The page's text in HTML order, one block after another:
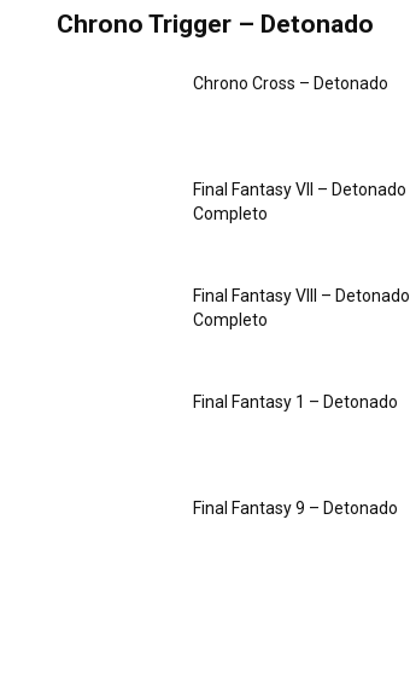
Chrono Trigger – Detonado
Chrono Cross – Detonado
Final Fantasy VII – Detonado
Completo
Final Fantasy VIII – Detonado
Completo
Final Fantasy 1 – Detonado
Final Fantasy 9 – Detonado